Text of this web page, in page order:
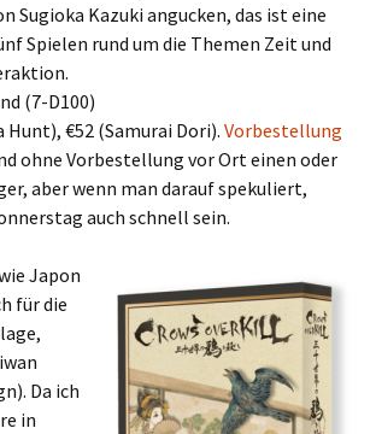
Sugioka Kazuki angucken, das ist eine
Spielen rund um die Themen Zeit und
(7-D100)
Hunt), €52 (Samurai Dori). Vorbestellung
ohne Vorbestellung vor Ort einen oder
aber wenn man darauf spekuliert,
auch schnell sein.
Japon
für die
Da ich
in